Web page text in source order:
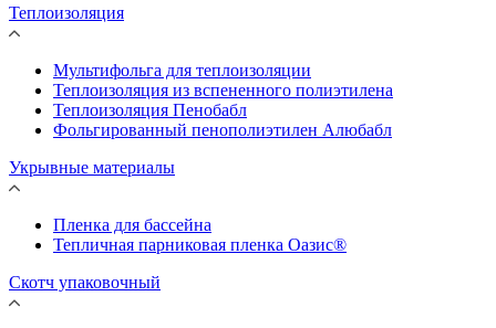
Теплоизоляция
Мультифольга для теплоизоляции
Теплоизоляция из вспененного полиэтилена
Теплоизоляция Пенобабл
Фольгированный пенополиэтилен Алюбабл
Укрывные материалы
Пленка для бассейна
Тепличная парниковая пленка Оазис®
Скотч упаковочный